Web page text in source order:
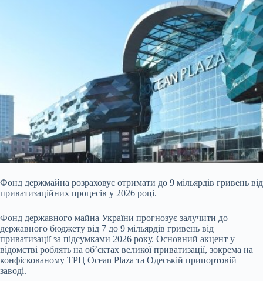
Фонд держмайна розраховує отримати до 9 мільярдів гривень від
приватизаційних процесів у 2026 році.
Фонд державного майна України прогнозує залучити до
державного бюджету від 7 до 9 мільярдів гривень від
приватизації за підсумками 2026 року. Основний акцент у
відомстві роблять на об’єктах великої приватизації, зокрема на
конфіскованому ТРЦ Ocean Plaza та Одеській припортовій
заводі.